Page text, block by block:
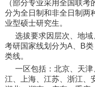
（部分专业采用全国联
分为全日制和非全日制两
业型硕士研究生。
选拔要求因层次、地域
考研国家线划分为A、B
类线。
一区包括：北京、天
江、上海、江苏、浙江、